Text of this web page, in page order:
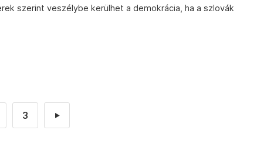
szerint veszélybe kerülhet a demokrácia, ha a szlovák
3 ►